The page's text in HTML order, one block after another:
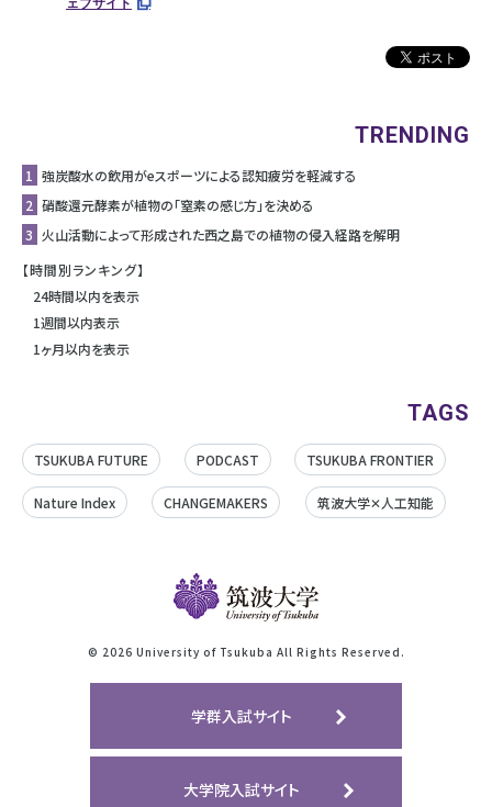
ェブサイト
TRENDING
1 強炭酸水の飲用がeスポーツによる認知疲労を軽減する
2 硝酸還元酵素が植物の「窒素の感じ方」を決める
3 ⽕⼭活動によって形成された⻄之島での植物の侵⼊経路を解明
【時間別ランキング】
24時間以内を表示
1週間以内表示
1ヶ月以内を表示
TAGS
TSUKUBA FUTURE PODCAST TSUKUBA FRONTIER
Nature Index CHANGEMAKERS 筑波大学✕人工知能
© 2026 University of Tsukuba All Rights Reserved.
学群入試サイト
大学院入試サイト